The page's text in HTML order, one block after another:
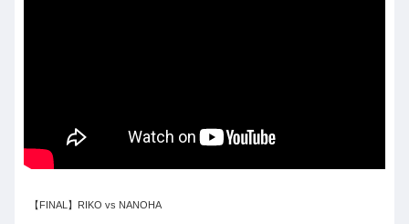
【FINAL】RIKO vs NANOHA